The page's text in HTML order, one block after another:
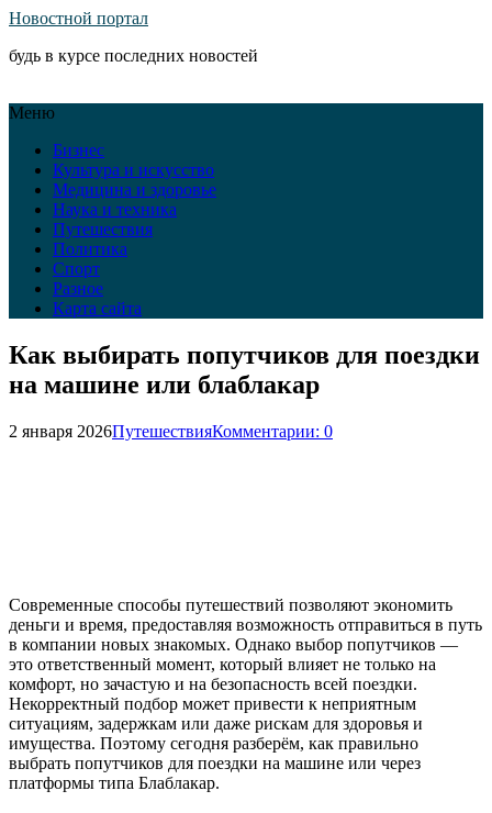
Новостной портал
будь в курсе последних новостей
Меню
Бизнес
Культура и искусство
Медицина и здоровье
Наука и техника
Путешествия
Политика
Спорт
Разное
Карта сайта
Как выбирать попутчиков для поездки
на машине или блаблакар
2 января 2026ПутешествияКомментарии: 0
Современные способы путешествий позволяют экономить
деньги и время, предоставляя возможность отправиться в путь
в компании новых знакомых. Однако выбор попутчиков —
это ответственный момент, который влияет не только на
комфорт, но зачастую и на безопасность всей поездки.
Некорректный подбор может привести к неприятным
ситуациям, задержкам или даже рискам для здоровья и
имущества. Поэтому сегодня разберём, как правильно
выбрать попутчиков для поездки на машине или через
платформы типа Блаблакар.